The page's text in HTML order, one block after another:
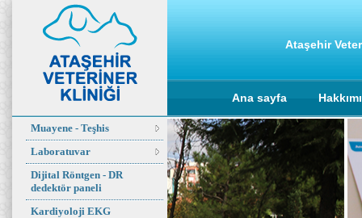
Ataşehir
Ana sayfa
Muayene - Teşhis
Laboratuvar
Dijital Röntgen - DR
dedektör paneli
Kardiyoloji EKG